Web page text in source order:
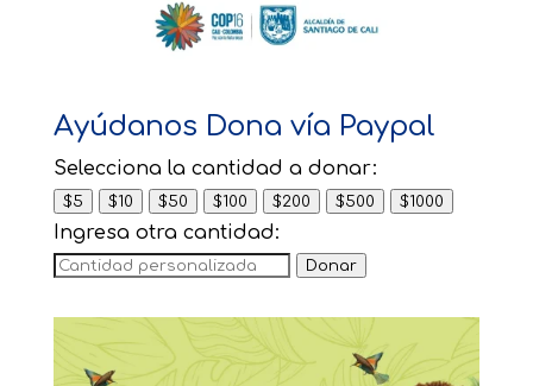
Ayúdanos Dona vía Paypal
Selecciona la cantidad a donar:
$5 $10 $50 $100 $200 $500 $1000
Ingresa otra cantidad:
Donar